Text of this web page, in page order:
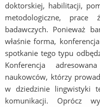
doktorskiej, habilitacji,
metodologiczne, prace
badawczych. Ponieważ
właśnie forma,
spotkanie tego typu
Konferencja
naukowców, którzy
w dziedzinie lingwistyki
komunikacji. Oprócz